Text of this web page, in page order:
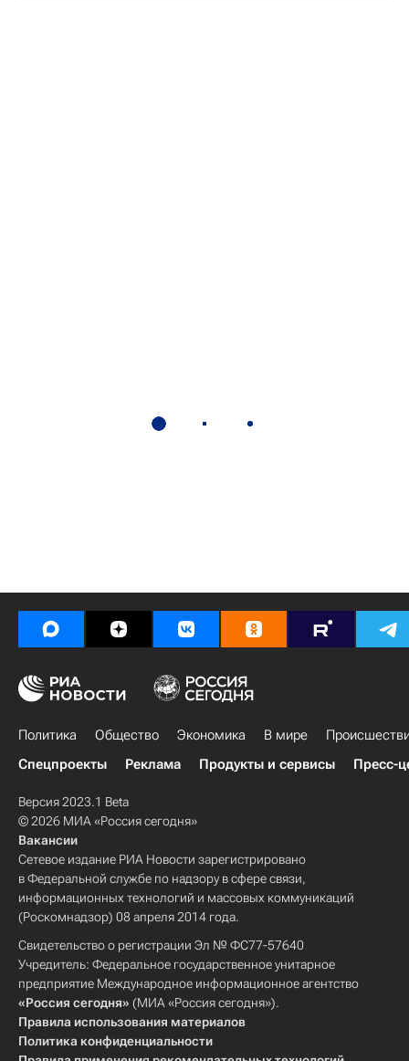
Политика Общество Экономика В мире
Спецпроекты
Реклама Продукты и сервисы Пресс-
Версия 2023.1 Beta
© 2026 МИА «Россия сегодня»
Вакансии
Сетевое издание РИА Новости зарегистрировано
в Федеральной службе по надзору в сфере связи,
информационных технологий и массовых коммуникаций
(Роскомнадзор) 08 апреля 2014 года.
Свидетельство о регистрации Эл № ФС77-57640
Учредитель: Федеральное государственное унитарное
предприятие Международное информационное агентство
«Россия сегодня» (МИА «Россия сегодня»).
Правила использования материалов
Политика конфиденциальности